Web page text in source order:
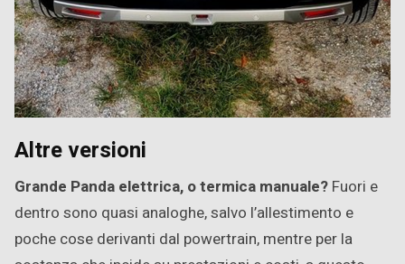
Altre versioni
Grande Panda elettrica, o termica manuale? Fuori e
dentro sono quasi analoghe, salvo l’allestimento e
poche cose derivanti dal powertrain, mentre per la